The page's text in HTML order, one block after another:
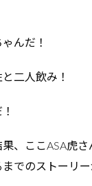
んだ！
二人飲み！
、ここASA虎さ
までのストーリ